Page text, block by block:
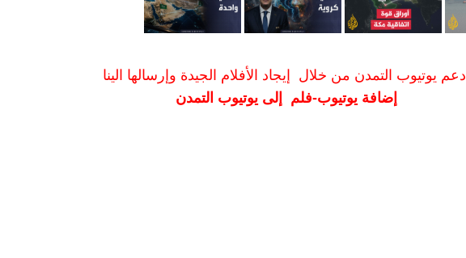
ادعم يوتيوب التمدن من خلال إيجاد الأفلام الجيدة وإرسالها الينا
إضافة يوتيوب-فلم إلى يوتيوب التمدن